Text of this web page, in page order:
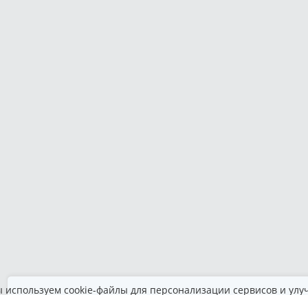
cookie-файлы для персонализации сервисов и